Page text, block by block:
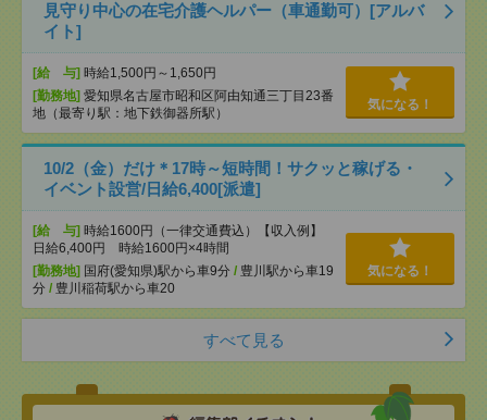
見守り中心の在宅介護ヘルパー（車通勤可）[アルバ
イト]
[給 与] 時給1,500円～1,650円
[勤務地] 愛知県名古屋市昭和区阿由知通三丁目23番
地（最寄り駅：地下鉄御器所駅）
気になる！
10/2（金）だけ＊17時～短時間！サクッと稼げる・
イベント設営/日給6,400[派遣]
[給 与] 時給1600円（一律交通費込）【収入例】
日給6,400円 時給1600円×4時間
[勤務地] 国府(愛知県)駅から車9分 / 豊川駅から車19
分 / 豊川稲荷駅から車20
気になる！
すべて見る